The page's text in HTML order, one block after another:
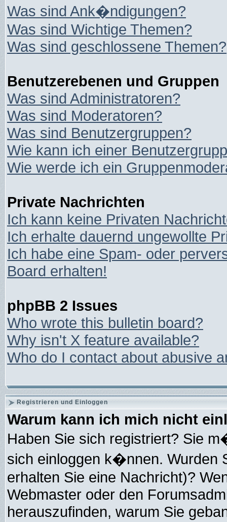
Was sind Ank�ndigungen?
Was sind Wichtige Themen?
Was sind geschlossene Themen?
Benutzerebenen und Gruppen
Was sind Administratoren?
Was sind Moderatoren?
Was sind Benutzergruppen?
Wie kann ich einer
Wie werde ich ein
Private Nachrichten
Ich kann keine Privaten
Ich erhalte dauernd ungewollte
Ich habe eine Spam- oder
Board erhalten!
phpBB 2 Issues
Who wrote this bulletin board?
Why isn't X feature available?
Who do I contact about abusive
Registrieren und Einloggen
Warum kann ich mich nicht
Haben Sie sich registriert? Sie
sich einloggen k�nnen. Wurden
erhalten Sie eine Nachricht)?
Webmaster oder den
herauszufinden, warum Sie